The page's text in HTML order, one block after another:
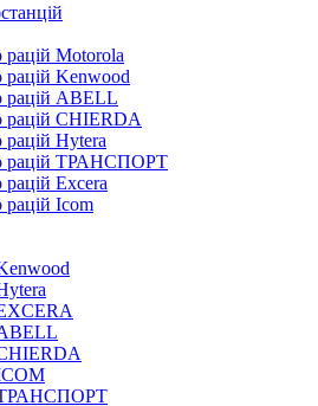
рацій Motorola
рацій Kenwood
рацій ABELL
рацій CHIERDA
Hytera
рацій ТРАНСПОРТ
Excera
рацій Icom
EXCERA
ABELL
CHIERDA
ТРАНСПОРТ